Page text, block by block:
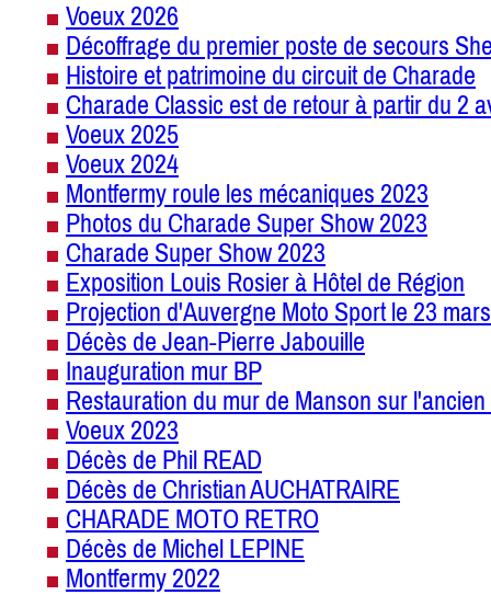
Voeux 2026
Décoffrage du premier poste de secours
Histoire et patrimoine du circuit de Charade
Charade Classic est de retour à partir du 2
Voeux 2025
Voeux 2024
Montfermy roule les mécaniques 2023
Photos du Charade Super Show 2023
Charade Super Show 2023
Exposition Louis Rosier à Hôtel de Région
Projection d'Auvergne Moto Sport le 23 mars
Décès de Jean-Pierre Jabouille
Inauguration mur BP
Restauration du mur de Manson sur
Voeux 2023
Décès de Phil READ
Décès de Christian AUCHATRAIRE
CHARADE MOTO RETRO
Décès de Michel LEPINE
Montfermy 2022